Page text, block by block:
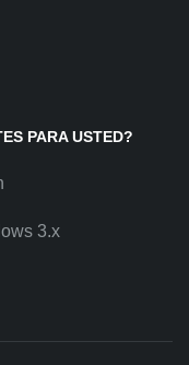
PARA USTED?
3.x